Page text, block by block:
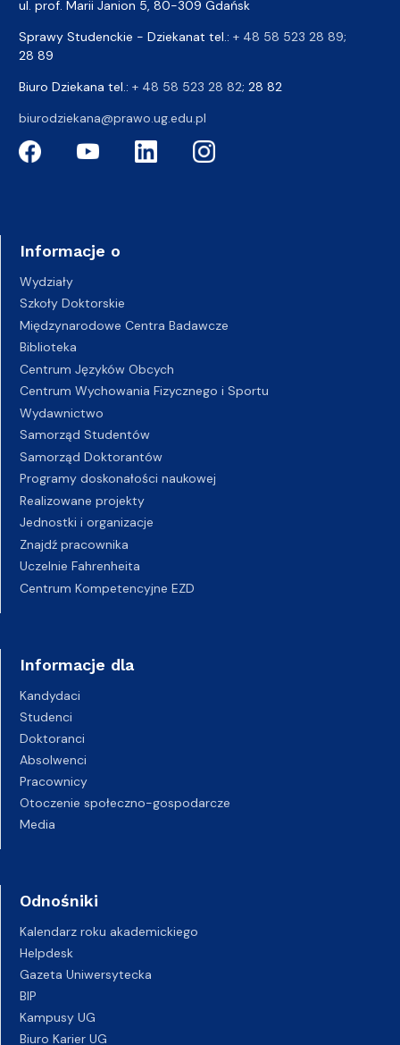
ul. prof. Marii Janion 5, 80-309 Gdańsk
Sprawy Studenckie - Dziekanat tel.: + 48 58 523 28 89;
28 89
Biuro Dziekana tel.: + 48 58 523 28 82; 28 82
biurodziekana@prawo.ug.edu.pl
Informacje o
Wydziały
Szkoły Doktorskie
Międzynarodowe Centra Badawcze
Biblioteka
Centrum Języków Obcych
Centrum Wychowania Fizycznego i Sportu
Wydawnictwo
Samorząd Studentów
Samorząd Doktorantów
Programy doskonałości naukowej
Realizowane projekty
Jednostki i organizacje
Znajdź pracownika
Uczelnie Fahrenheita
Centrum Kompetencyjne EZD
Informacje dla
Kandydaci
Studenci
Doktoranci
Absolwenci
Pracownicy
Otoczenie społeczno-gospodarcze
Media
Odnośniki
Kalendarz roku akademickiego
Helpdesk
Gazeta Uniwersytecka
BIP
Kampusy UG
Biuro Karier UG